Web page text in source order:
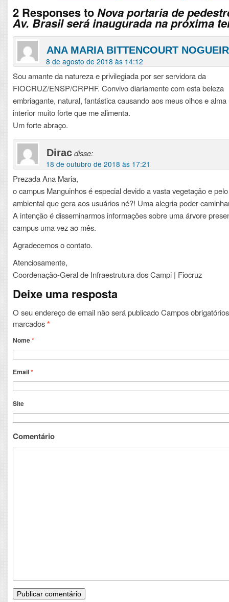
2 Responses toNova portaria de
Av. Brasil será inaugurada na próxima
ANA MARIA BITTENCOURT
8 de agosto de 2018 às 14:12
Sou amante da natureza e privilegiada por ser servidora da
FIOCRUZ/ENSP/CRPHF. Convivo diariamente com esta beleza
embriagante, natural, fantástica causando aos meus olhos e alma
interior muito forte que me alimenta.
Um forte abraço.
Diracdisse:
18 de outubro de 2018 às 17:21
Prezada Ana Maria,
o campus Manguinhos é especial devido a vasta vegetação e
ambiental que gera aos usuários né?! Uma alegria poder
A intenção é disseminarmos informações sobre uma árvore
campus uma vez ao mês.
Agradecemos o contato.
Atenciosamente,
Coordenação-Geral de Infraestrutura dos Campi | Fiocruz
Deixe uma resposta
O seu endereço de email não será publicadoCampos
marcados*
Nome*
Email*
Site
Comentário